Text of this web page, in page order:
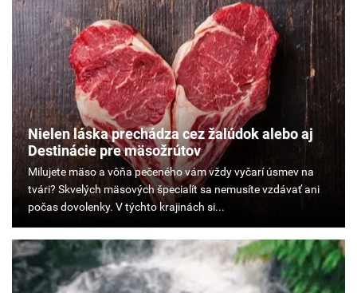
Nielen láska prechádza cez žalúdok alebo aj
Destinácie pre mäsožrútov
Milujete
mäso
a vôňa
vám
vždy
vyčarí